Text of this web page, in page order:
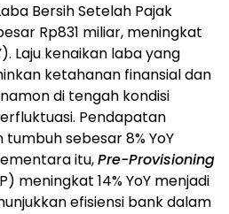
Bersih Setelah Pajak
Rp831 miliar, meningkat
Laju kenaikan laba yang
ketahanan finansial dan
di tengah kondisi
Pendapatan
sebesar 8% YoY
itu,Pre-Provisioning
meningkat 14% YoY menjadi
efisiensi bank dalam